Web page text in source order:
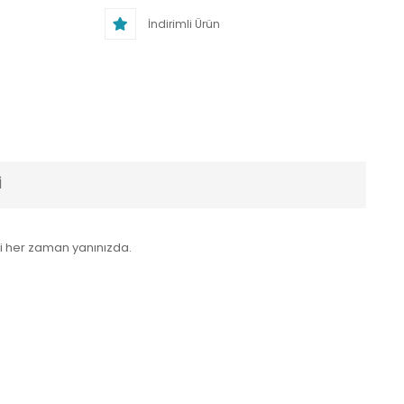
İndirimli Ürün
zaman yanınızda.